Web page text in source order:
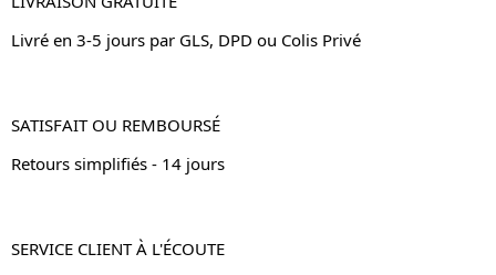
Livré en 3-5 jours par GLS, DPD ou Colis Privé
SATISFAIT OU REMBOURSÉ
Retours simplifiés - 14 jours
SERVICE CLIENT À L'ÉCOUTE